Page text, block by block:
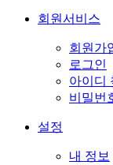
회원서비스
회원가
로그인
아이디
비밀번
설정
내 정보